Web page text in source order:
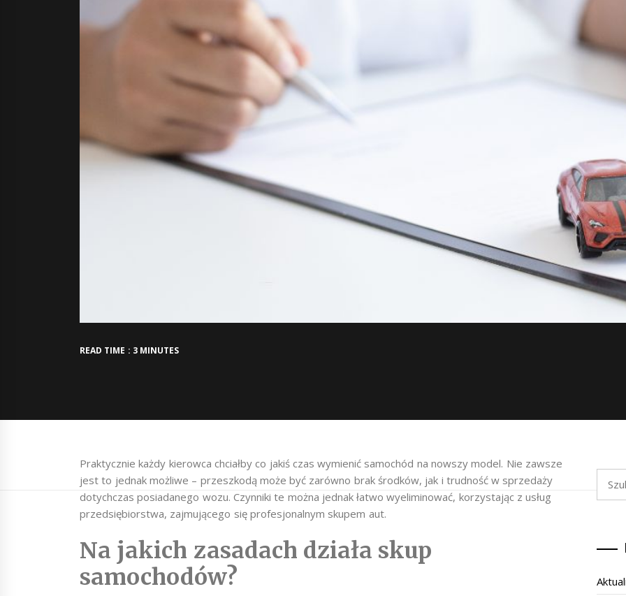
READ TIME : 3 MINUTES
Praktycznie każdy kierowca chciałby co jakiś czas wymienić samochód na nowszy model. Nie zawsze
jest to jednak możliwe – przeszkodą może być zarówno brak środków, jak i trudność w sprzedaży
dotychczas posiadanego wozu. Czynniki te można jednak łatwo wyeliminować, korzystając z usług
przedsiębiorstwa, zajmującego się profesjonalnym skupem aut.
Na jakich zasadach działa skup
samochodów?